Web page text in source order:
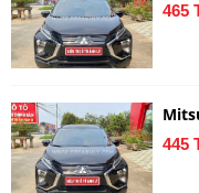
465
445